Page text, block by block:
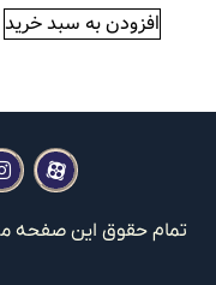
افزودن به سبد خرید
تمام حقوق این صفحه